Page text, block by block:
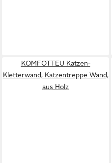
KOMFOTTEU Katzen-
Kletterwand, Katzentreppe Wand,
aus Holz